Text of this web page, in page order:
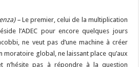
–Le premier, celui de la multiplication
l’ADEC pour encore quelques jours
ne veut pas d’une machine à créer
moratoire global, ne laissant place qu’aux
n’hésite pas à répondre à la question